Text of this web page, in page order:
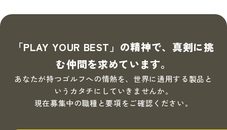
「PLAY YOUR BEST」の精神で、真剣に挑
む仲間を求めています。
あなたが持つゴルフへの情熱を、世界に通用する製品と
いうカタチにしていきませんか。
現在募集中の職種と要項をご確認ください。